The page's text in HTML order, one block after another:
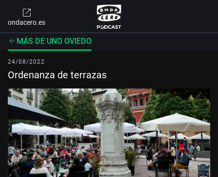
ondacero.es
MÁS DE UNO OVIEDO
24/08/2022
Ordenanza de terrazas